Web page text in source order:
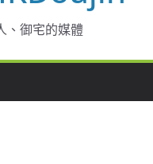
、御宅的媒體